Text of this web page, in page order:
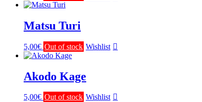
Matsu Turi
5,00€ Out of stock Wishlist
Akodo Kage
5,00€ Out of stock Wishlist